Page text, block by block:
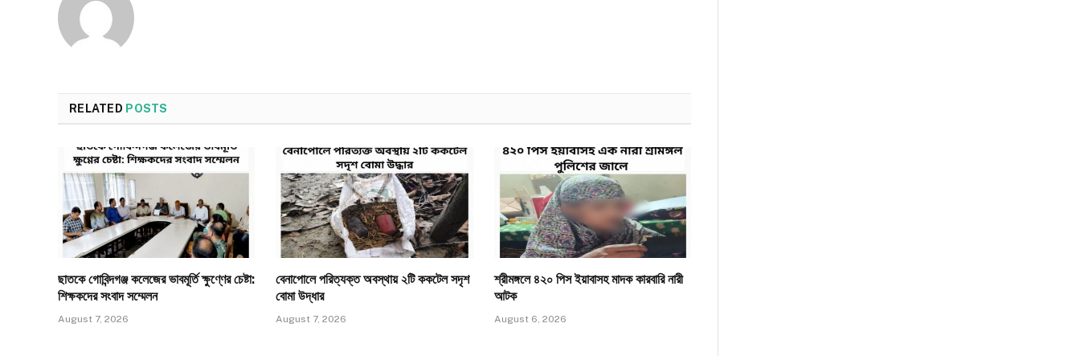
RELATED POSTS
ছাতকে গোবিন্দগঞ্জ কলেজের ভাবমূর্তি ক্ষুণ্ণের চেষ্টা:
শিক্ষকদের সংবাদ সম্মেলন
August 7, 2026
​বেনাপোলে পরিত্যক্ত অবস্থায় ২টি ককটেল সদৃশ
বোমা উদ্ধার
August 7, 2026
শ্রীমঙ্গলে ৪২০ পিস ইয়াবাসহ মাদক কারবারি নারী
আটক
August 6, 2026